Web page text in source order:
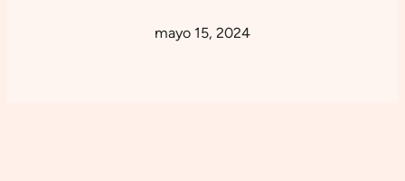
mayo 15, 2024